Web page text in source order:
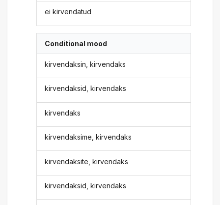
ei kirvendatud
Conditional mood
kirvendaksin, kirvendaks
kirvendaksid, kirvendaks
kirvendaks
kirvendaksime, kirvendaks
kirvendaksite, kirvendaks
kirvendaksid, kirvendaks